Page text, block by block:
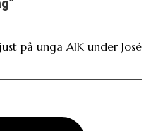
på unga AIK under José